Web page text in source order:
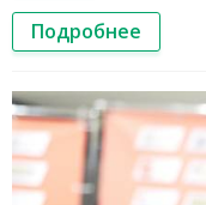
Подробнее